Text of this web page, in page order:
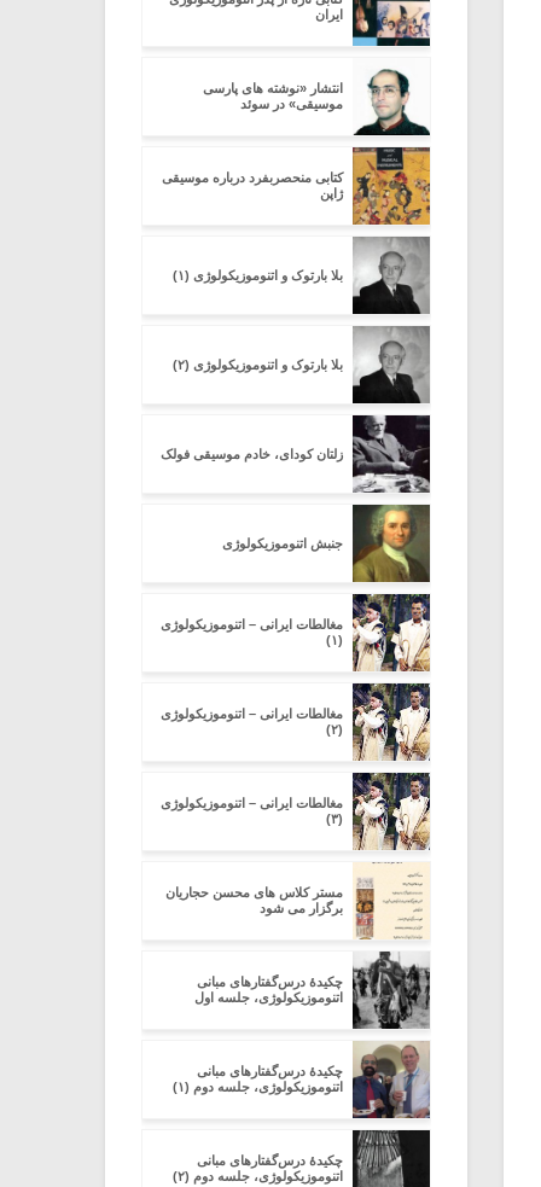
ایران
انتشار «نوشته های پارسی
موسیقی» در سوئد
کتابی منحصربفرد درباره موسیقی
ژاپن
بلا بارتوک و اتنوموزیکولوژی (۱)
بلا بارتوک و اتنوموزیکولوژی (۲)
زلتان کودای، خادم موسیقی فولک
جنبش اتنوموزیکولوژی
مغالطات ایرانی – اتنوموزیکولوژی
(۱)
مغالطات ایرانی – اتنوموزیکولوژی
(۲)
مغالطات ایرانی – اتنوموزیکولوژی
(۳)
مستر کلاس های محسن حجاریان
برگزار می شود
چکیدۀ درس‌گفتارهای مبانی
اتنوموزیکولوژی، جلسه اول
چکیدۀ درس‌گفتارهای مبانی
اتنوموزیکولوژی، جلسه دوم (۱)
چکیدۀ درس‌گفتارهای مبانی
اتنوموزیکولوژی، جلسه دوم (۲)